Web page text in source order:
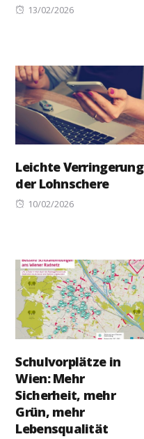
Posted
13/02/2026
Leichte Verringerung
der Lohnschere
Posted
10/02/2026
Schulvorplätze in
Wien: Mehr
Sicherheit, mehr
Grün, mehr
Lebensqualität